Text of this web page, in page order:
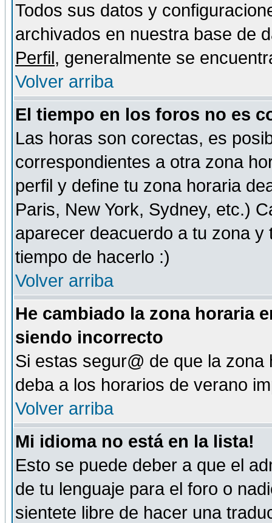
Todos sus datos y
archivados en nuestra base de
Perfil, generalmente se
Volver arriba
El tiempo en los foros no es
Las horas son corectas, es
correspondientes a otra zona
perfil y define tu zona horaria
Paris, New York, Sydney, etc.)
aparecer deacuerdo a tu zona
tiempo de hacerlo :)
Volver arriba
He cambiado la zona horaria
siendo incorrecto
Si estas segur@ de que la
deba a los horarios de verano
Volver arriba
Mi idioma no está en la lista!
Esto se puede deber a que el
de tu lenguaje para el foro o
sientete libre de hacer una